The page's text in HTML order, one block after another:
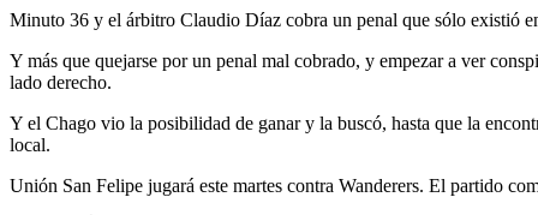
Minuto 36 y el árbitro Claudio Díaz cobra un penal que sólo existió
Y más que quejarse por un penal mal cobrado, y empezar a ver
lado derecho.
Y el Chago vio la posibilidad de ganar y la buscó, hasta que la
local.
Unión San Felipe jugará este martes contra Wanderers. El partido